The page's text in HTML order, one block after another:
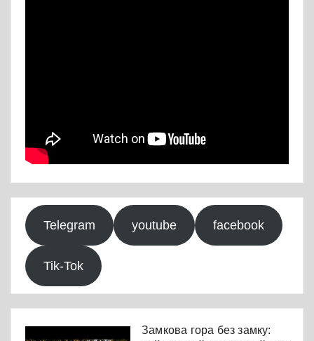
Telegram youtube facebook
Tik-Tok
Замкова гора без замку: